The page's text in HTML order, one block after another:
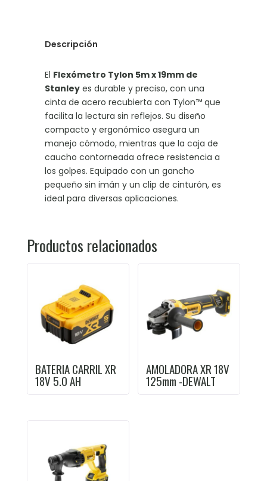
Descripción
El Flexómetro Tylon 5m x 19mm de
Stanleyes durable y preciso, con una
cinta de acero recubierta con Tylon™ que
facilita la lectura sin reflejos. Su diseño
compacto y ergonómico asegura un
manejo cómodo, mientras que la caja de
caucho contorneada ofrece resistencia a
los golpes. Equipado con un gancho
pequeño sin imán y un clip de cinturón, es
ideal para diversas aplicaciones.
Productos relacionados
BATERIA CARRIL XR
18V 5.0 AH
AMOLADORA XR 18V
125mm -DEWALT